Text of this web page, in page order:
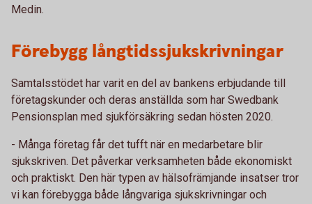
Medin.
Förebygg långtidssjukskrivningar
Samtalsstödet har varit en del av bankens erbjudande till
företagskunder och deras anställda som har Swedbank
Pensionsplan med sjukförsäkring sedan hösten 2020.
- Många företag får det tufft när en medarbetare blir
sjukskriven. Det påverkar verksamheten både ekonomiskt
och praktiskt. Den här typen av hälsofrämjande insatser tror
vi kan förebygga både långvariga sjukskrivningar och